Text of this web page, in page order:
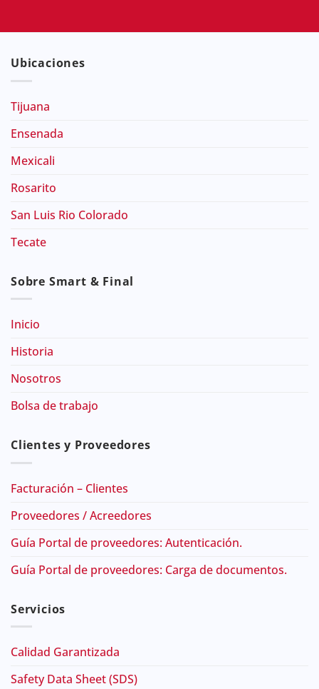
Ubicaciones
Tijuana
Ensenada
Mexicali
Rosarito
San Luis Rio Colorado
Tecate
Sobre Smart & Final
Inicio
Historia
Nosotros
Bolsa de trabajo
Clientes y Proveedores
Facturación – Clientes
Proveedores / Acreedores
Guía Portal de proveedores: Autenticación.
Guía Portal de proveedores: Carga de documentos.
Servicios
Calidad Garantizada
Safety Data Sheet (SDS)